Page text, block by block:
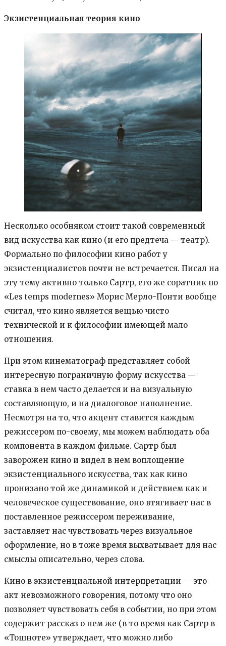
Экзистенциальная теория кино
Несколько особняком стоит такой современный
вид искусства как кино (и его предтеча — театр).
Формально по философии кино работ у
экзистенциалистов почти не встречается. Писал на
эту тему активно только Сартр, его же соратник по
«Les temps modernes» Морис Мерло-Понти вообще
считал, что кино является вещью чисто
технической и к философии имеющей мало
отношения.
При этом кинематограф представляет собой
интересную пограничную форму искусства —
ставка в нем часто делается и на визуальную
составляющую, и на диалоговое наполнение.
Несмотря на то, что акцент ставится каждым
режиссером по-своему, мы можем наблюдать оба
компонента в каждом фильме. Сартр был
заворожен кино и видел в нем воплощение
экзистенциального искусства, так как кино
пронизано той же динамикой и действием как и
человеческое существование, оно втягивает нас в
поставленное режиссером переживание,
заставляет нас чувствовать через визуальное
оформление, но в тоже время выхватывает для нас
смыслы описательно, через слова.
Кино в экзистенциальной интерпретации — это
акт невозможного говорения, потому что оно
позволяет чувствовать себя в событии, но при этом
содержит рассказ о нем же (в то время как Сартр в
«Тошноте» утверждает, что можно либо